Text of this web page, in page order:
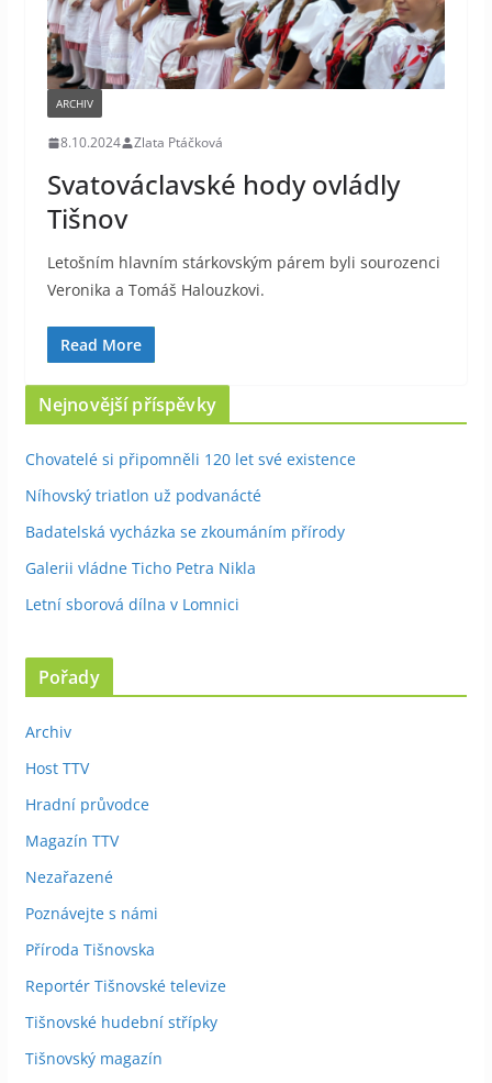
ARCHIV
8.10.2024 Zlata Ptáčková
Svatováclavské hody ovládly
Tišnov
Letošním hlavním stárkovským párem byli sourozenci
Veronika a Tomáš Halouzkovi.
Read More
Nejnovější příspěvky
Chovatelé si připomněli 120 let své existence
Níhovský triatlon už podvanácté
Badatelská vycházka se zkoumáním přírody
Galerii vládne Ticho Petra Nikla
Letní sborová dílna v Lomnici
Pořady
Archiv
Host TTV
Hradní průvodce
Magazín TTV
Nezařazené
Poznávejte s námi
Příroda Tišnovska
Reportér Tišnovské televize
Tišnovské hudební střípky
Tišnovský magazín